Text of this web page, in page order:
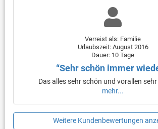
Verreist als: Familie
Urlaubszeit: August 2016
Dauer: 10 Tage
“Sehr schön immer
Das alles sehr schön und vorallen
mehr...
Weitere Kundenbewertungen